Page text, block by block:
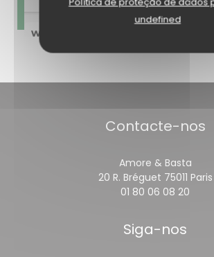
undefined
Contacte-nos
Amore & Basta
20 R. Bréguet 75011 Paris
01 80 06 08 20
Siga-nos